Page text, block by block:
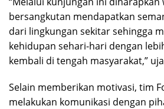
bersangkutan mendapatkan
dari lingkungan sekitar sehingga
kehidupan sehari-hari dengan
kembali di tengah masyarakat,”
Selain memberikan motivasi, tim
melakukan komunikasi dengan